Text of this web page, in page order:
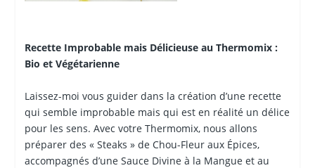
Recette Improbable mais Délicieuse au Thermomix :
Bio et Végétarienne
Laissez-moi vous guider dans la création d’une recette
qui semble improbable mais qui est en réalité un délice
pour les sens. Avec votre Thermomix, nous allons
préparer des « Steaks » de Chou-Fleur aux Épices,
accompagnés d’une Sauce Divine à la Mangue et au